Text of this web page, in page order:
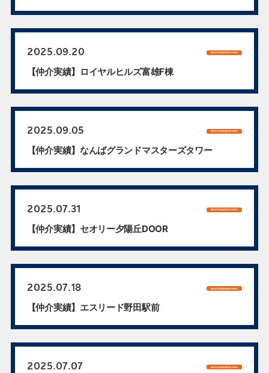
2025.09.20 BROKERAGEWORKS
【仲介実績】ロイヤルヒルズ富雄F棟
2025.09.05 BROKERAGEWORKS
【仲介実績】なんばグランドマスターズタワー
2025.07.31 BROKERAGEWORKS
【仲介実績】セオリー夕陽丘DOOR
2025.07.18 BROKERAGEWORKS
【仲介実績】エスリード野田駅前
2025.07.07 BROKERAGEWORKS